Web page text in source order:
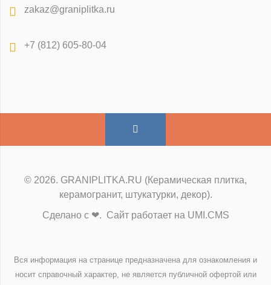
zakaz@graniplitka.ru
+7 (812) 605-80-04
© 2026. GRANIPLITKA.RU (Керамическая плитка,
керамогранит, штукатурки, декор).
Сделано с ❤. Сайт работает на UMI.CMS
Вся информация на странице предназначена для ознакомления и
носит справочный характер, не является публичной офертой или